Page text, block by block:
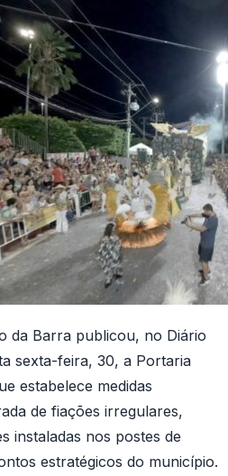
da Barra publicou, no Diário
sexta-feira, 30, a Portaria
estabelece medidas
de fiações irregulares,
instaladas nos postes de
estratégicos do município.